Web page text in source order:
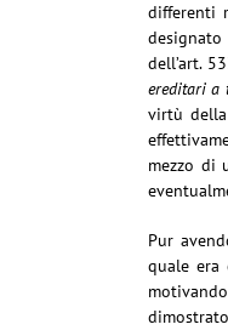
differenti
dell’art.
ereditari a
virtù
mezzo di
Pur
quale era